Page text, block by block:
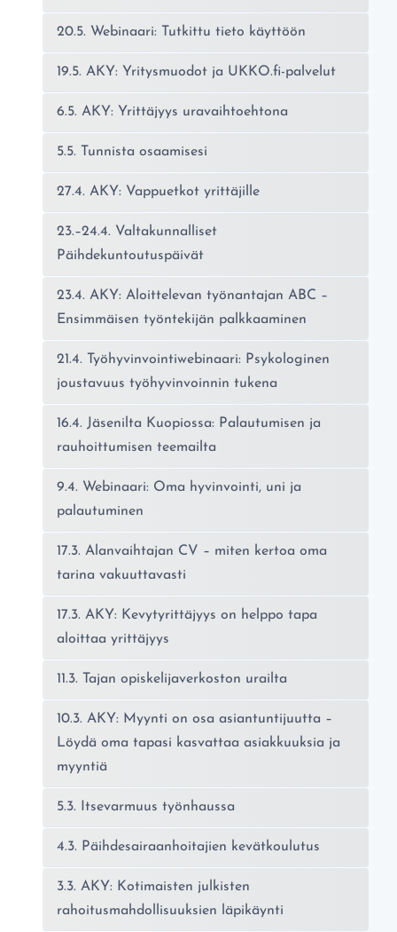
20.5. Webinaari: Tutkittu tieto käyttöön
19.5. AKY: Yritysmuodot ja UKKO.fi-palvelut
6.5. AKY: Yrittäjyys uravaihtoehtona
5.5. Tunnista osaamisesi
27.4. AKY: Vappuetkot yrittäjille
23.–24.4. Valtakunnalliset
Päihdekuntoutuspäivät
23.4. AKY: Aloittelevan työnantajan ABC –
Ensimmäisen työntekijän palkkaaminen
21.4. Työhyvinvointiwebinaari: Psykologinen
joustavuus työhyvinvoinnin tukena
16.4. Jäsenilta Kuopiossa: Palautumisen ja
rauhoittumisen teemailta
9.4. Webinaari: Oma hyvinvointi, uni ja
palautuminen
17.3. Alanvaihtajan CV – miten kertoa oma
tarina vakuuttavasti
17.3. AKY: Kevytyrittäjyys on helppo tapa
aloittaa yrittäjyys
11.3. Tajan opiskelijaverkoston urailta
10.3. AKY: Myynti on osa asiantuntijuutta –
Löydä oma tapasi kasvattaa asiakkuuksia ja
myyntiä
5.3. Itsevarmuus työnhaussa
4.3. Päihdesairaanhoitajien kevätkoulutus
3.3. AKY: Kotimaisten julkisten
rahoitusmahdollisuuksien läpikäynti